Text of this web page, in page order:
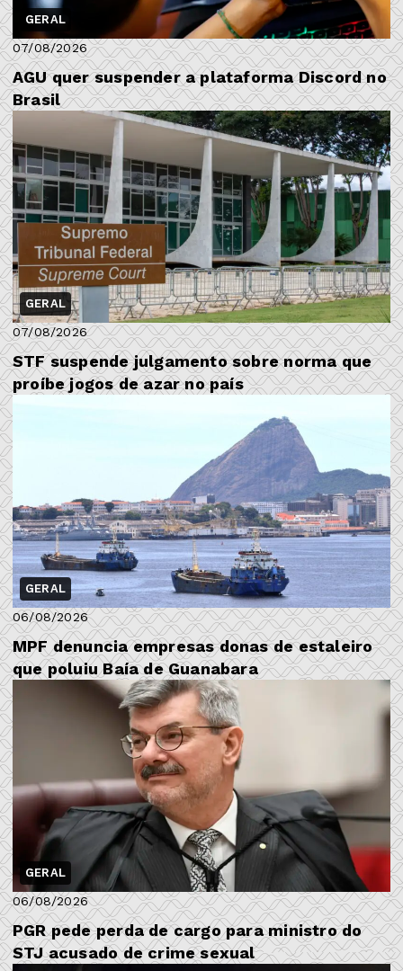
GERAL
07/08/2026
AGU quer suspender a plataforma Discord no
Brasil
GERAL
07/08/2026
STF suspende julgamento sobre norma que
proíbe jogos de azar no país
GERAL
06/08/2026
MPF denuncia empresas donas de estaleiro
que poluiu Baía de Guanabara
GERAL
06/08/2026
PGR pede perda de cargo para ministro do
STJ acusado de crime sexual